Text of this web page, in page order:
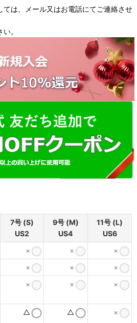
ては、メール又はお電話にてご連絡させ
。
7号 (S)
US2
9号 (M)
US4
11号 (L)
US6
× ×
×
× ×
×
× × ×
△ △ ×